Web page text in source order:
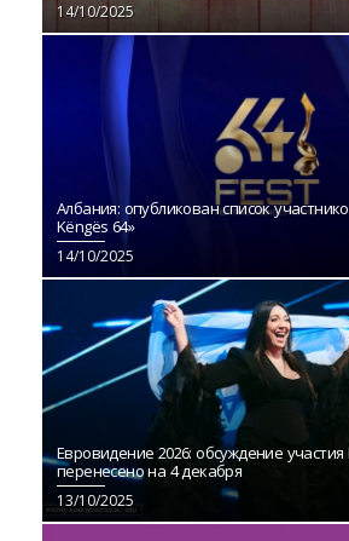
14/10/2025
Албания: опубликован список
Këngës 64»
14/10/2025
Евровидение 2026: обсуждение участия
перенесено на 4 декабря
13/10/2025